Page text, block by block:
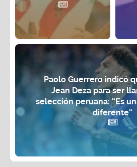
Paolo Guerrero indicó
Jean Deza para ser
selección peruana: “Es
diferente”